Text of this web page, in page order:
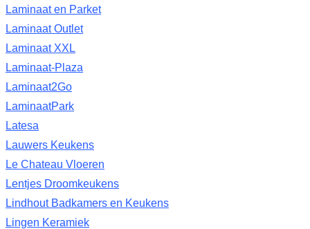
Laminaat en Parket
Laminaat Outlet
Laminaat XXL
Laminaat-Plaza
Laminaat2Go
LaminaatPark
Latesa
Lauwers Keukens
Le Chateau Vloeren
Lentjes Droomkeukens
Lindhout Badkamers en Keukens
Lingen Keramiek